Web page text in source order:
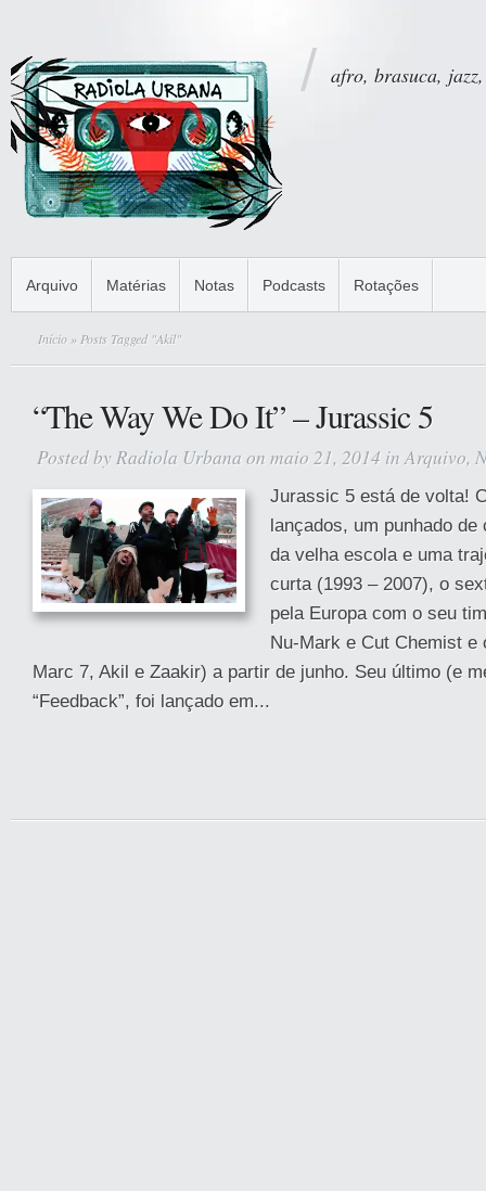
afro, brasuca,
Arquivo Matérias Notas Podcasts Rotações
Início » Posts Tagged "Akil"
“The Way We Do It” – Jurassic 5
Posted by Radiola Urbana on maio 21, 2014 inArquivo,
Jurassic 5 está de volta!
lançados, um punhado
da velha escola e uma
curta (1993 – 2007), o
pela Europa com o seu
Nu-Mark e Cut Chemist e
Marc 7, Akil e Zaakir) a partir de junho. Seu último (e
“Feedback”, foi lançado em...